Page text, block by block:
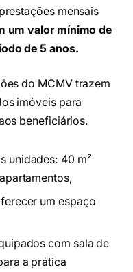
mensais
um valor mínimo de
de 5 anos.
do MCMV trazem
imóveis para
beneficiários.
unidades: 40 m²
um espaço
com sala de
a prática